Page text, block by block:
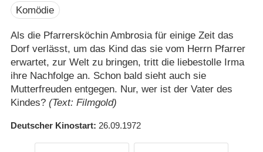
Komödie
Als die Pfarrersköchin Ambrosia für einige Zeit das
Dorf verlässt, um das Kind das sie vom Herrn Pfarrer
erwartet, zur Welt zu bringen, tritt die liebestolle Irma
ihre Nachfolge an. Schon bald sieht auch sie
Mutterfreuden entgegen. Nur, wer ist der Vater des
Kindes? (Text: Filmgold)
Deutscher Kinostart 26.09.1972